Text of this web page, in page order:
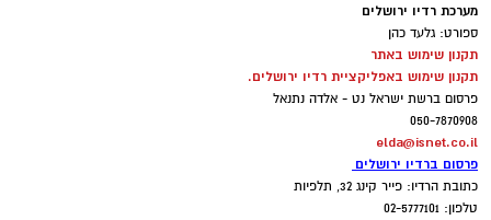
מערכת רדיו ירושלים
ספורט: גלעד כהן
תקנון שימוש באתר
תקנון שימוש באפליקציית רדיו ירושלים.
פרסום ברשת ישראל נט - אלדה נתנאל
050-7870908
elda@isnet.co.il
פרסום ברדיו ירושלים
כתובת הרדיו: פייר קינג 32, תלפיות
טלפון: 02-5777101